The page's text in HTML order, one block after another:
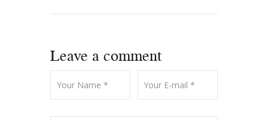
Leave a comment